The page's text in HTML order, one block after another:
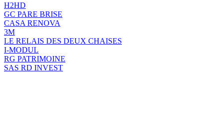
H2HD
GC PARE BRISE
CASA RENOVA
3M
LE RELAIS DES DEUX CHAISES
I-MODUL
RG PATRIMOINE
SAS RD INVEST